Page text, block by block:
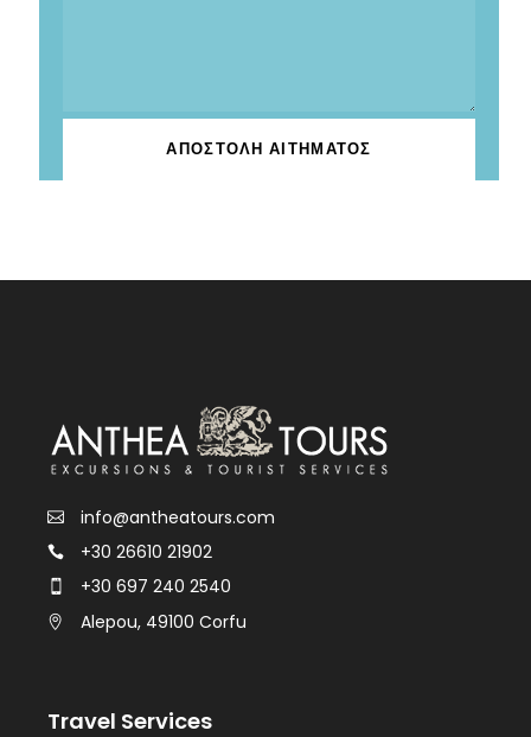
info@antheatours.com
+30 26610 21902
+30 697 240 2540
Alepou, 49100 Corfu
Travel Services